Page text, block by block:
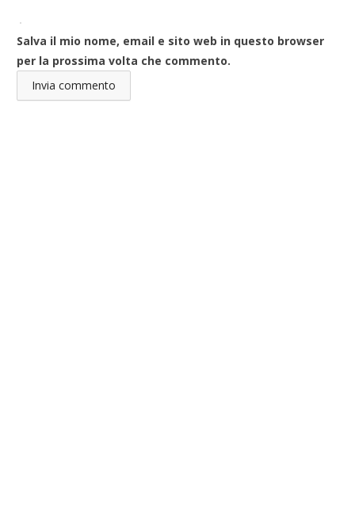
Salva il mio nome, email e sito web in questo browser
per la prossima volta che commento.